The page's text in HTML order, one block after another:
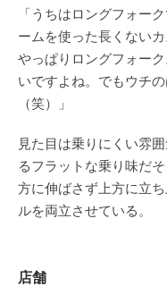
「うちはロングフォー
ームを使った長くない
やっぱりロングフォー
いですよね。でもウチ
（笑）」
見た目は乗りにくい雰
るフラットな乗り味だ
方に伸ばさず上方に立
ルを両立させている。
店舗